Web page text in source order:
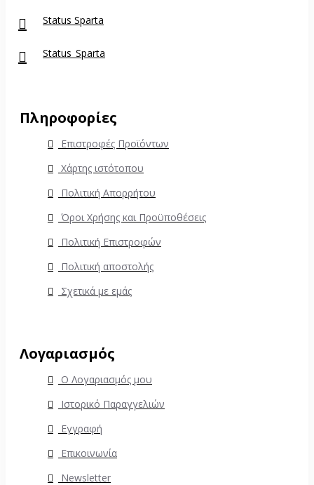
Status Sparta
Status_Sparta
Πληροφορίες
Επιστροφές Προϊόντων
Χάρτης ιστότοπου
Πολιτική Απορρήτου
Όροι Χρήσης και Προϋποθέσεις
Πολιτική Επιστροφών
Πολιτική αποστολής
Σχετικά με εμάς
Λογαριασμός
Ο Λογαριασμός μου
Ιστορικό Παραγγελιών
Εγγραφή
Επικοινωνία
Newsletter